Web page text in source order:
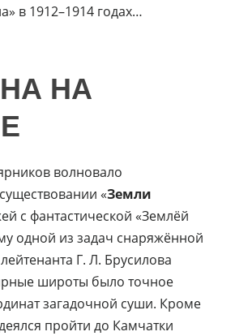
в 1912–1914 годах…
НА
волновало
«Земли
с фантастической «Землёй
одной из задач снаряжённой
Г. Л. Брусилова
широты было точное
загадочной суши. Кроме
пройти до Камчатки